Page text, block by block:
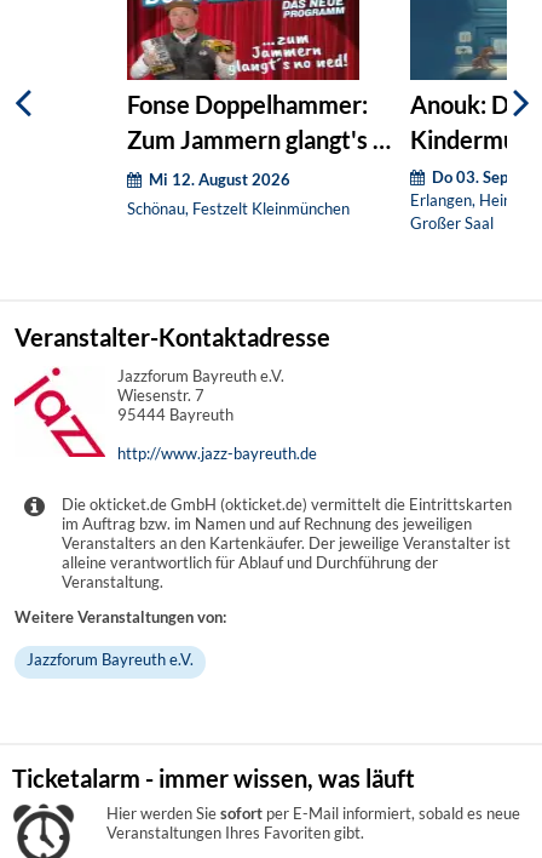
Fonse Doppelhammer:
Zum Jammern glangt's no
ned!Mi 12. August 2026
Schönau, Festzelt Kleinmünchen
Anouk: Das
Do 03.
Erlangen,
Großer Saal
Veranstalter-Kontaktadresse
Jazzforum Bayreuth e.V.
Wiesenstr. 7
95444 Bayreuth
http://www.jazz-bayreuth.de
Die okticket.de GmbH (okticket.de) vermittelt die Eintrittskarten
im Auftrag bzw. im Namen und auf Rechnung des jeweiligen
Veranstalters an den Kartenkäufer. Der jeweilige Veranstalter ist
alleine verantwortlich für Ablauf und Durchführung der
Veranstaltung.
Weitere Veranstaltungen von:
Jazzforum Bayreuth e.V.
Ticketalarm - immer wissen, was läuft
Hier werden Siesofort per E-Mail informiert, sobald es neue
Veranstaltungen Ihres Favoriten gibt.